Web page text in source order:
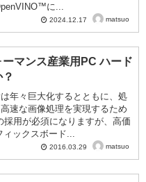
に...
2024.12.17 matsuo
マンス産業用PC ハード
年々巨大化するとともに、処
速な画像処理を実現するため
用が必須になりますが、高価
ィックスボード...
2016.03.29 matsuo